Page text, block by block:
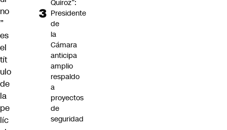
no
”
es
el
tít
ulo
de
la
pe
líc
Quiroz”:
Presidente
de
la
Cámara
anticipa
amplio
respaldo
a
proyectos
de
seguridad